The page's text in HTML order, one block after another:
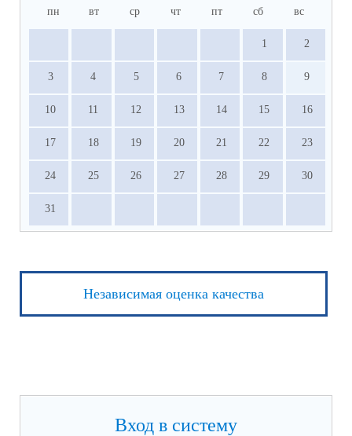
пн вт ср чт пт сб вс
1 2
3 4 5 6 7 8 9
10 11 12 13 14 15 16
17 18 19 20 21 22 23
24 25 26 27 28 29 30
31
Независимая оценка качества
Вход в систему